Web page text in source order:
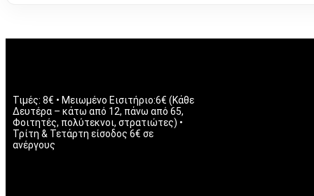
Τιμές: 8€ • Μειωμένο Εισιτήριο:6€ (Κάθε
Δευτέρα – κάτω από 12, πάνω από 65,
Φοιτητές, πολύτεκνοι, στρατιώτες) •
Τρίτη & Τετάρτη είσοδος 6€ σε
ανέργους